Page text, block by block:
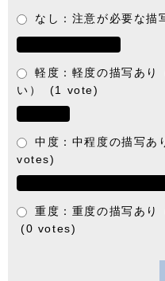
なし：注意が必要な描
軽度：軽度の描写あり
い）
(1 vote)
中度：中程度の描写あ
votes)
重度：重度の描写あり
(0 votes)